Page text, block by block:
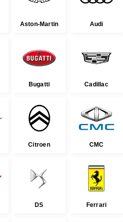
Aston-Martin Audi
Bugatti Cadillac
Citroen CMC
DS Ferrari